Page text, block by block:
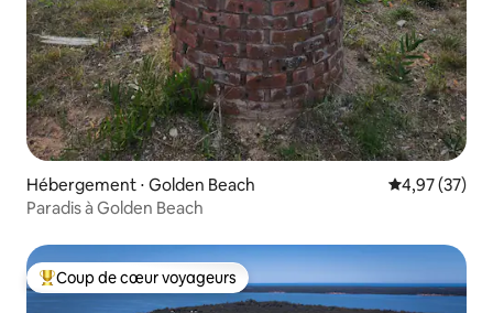
Hébergement ⋅ Golden Beach Évaluation
4,97 (37)
Paradis à Golden Beach
Coups de cœur voyageurs les plus appréciés
Coup de cœur voyageurs